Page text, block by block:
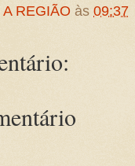
REGIÃO às 09:37